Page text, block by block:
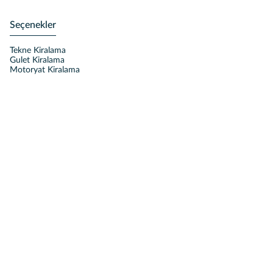
Seçenekler
Tekne Kiralama
Gulet Kiralama
Motoryat Kiralama